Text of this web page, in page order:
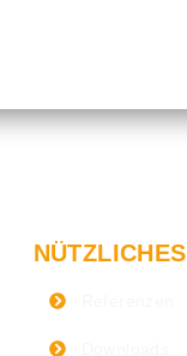
NÜTZLICHES